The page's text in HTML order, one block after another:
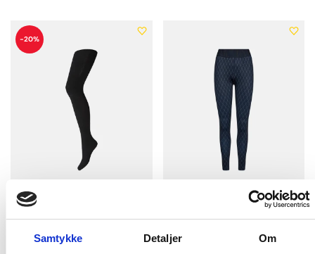
Samtykke Detaljer Om
-20%
Decoy Hype the Detail